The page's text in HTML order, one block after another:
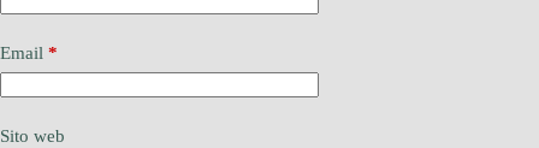
Email *
Sito web